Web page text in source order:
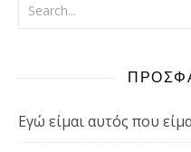
Εγώ είμαι αυτός που